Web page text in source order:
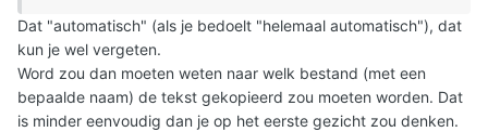
Dat "automatisch" (als je bedoelt "helemaal automatisch"), dat
kun je wel vergeten.
Word zou dan moeten weten naar welk bestand (met een
bepaalde naam) de tekst gekopieerd zou moeten worden. Dat
is minder eenvoudig dan je op het eerste gezicht zou denken.